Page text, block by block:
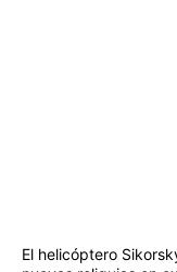
El helicóptero